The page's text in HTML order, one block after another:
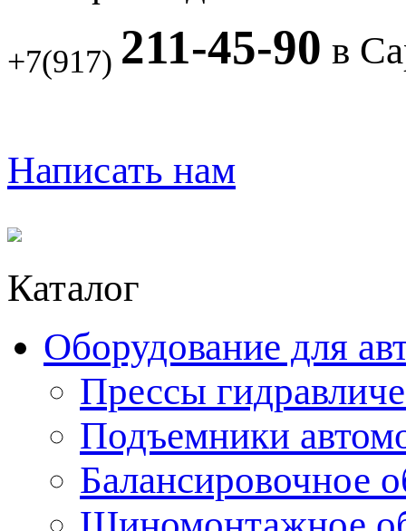
+7(917) 211-45-90 в
Написать нам
Каталог
Оборудование для
Прессы
Подъемники
Балансировочное